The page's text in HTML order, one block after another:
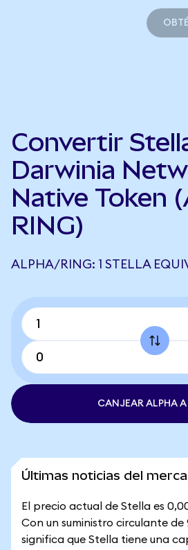
Convertir
Darwinia
Native Token
RING)
ALPHA/RING: 1 STELLA
CANJEAR ALPHA A
Últimas noticias del
El precio actual de Stella es
Con un suministro circulante de
significa que Stella tiene una